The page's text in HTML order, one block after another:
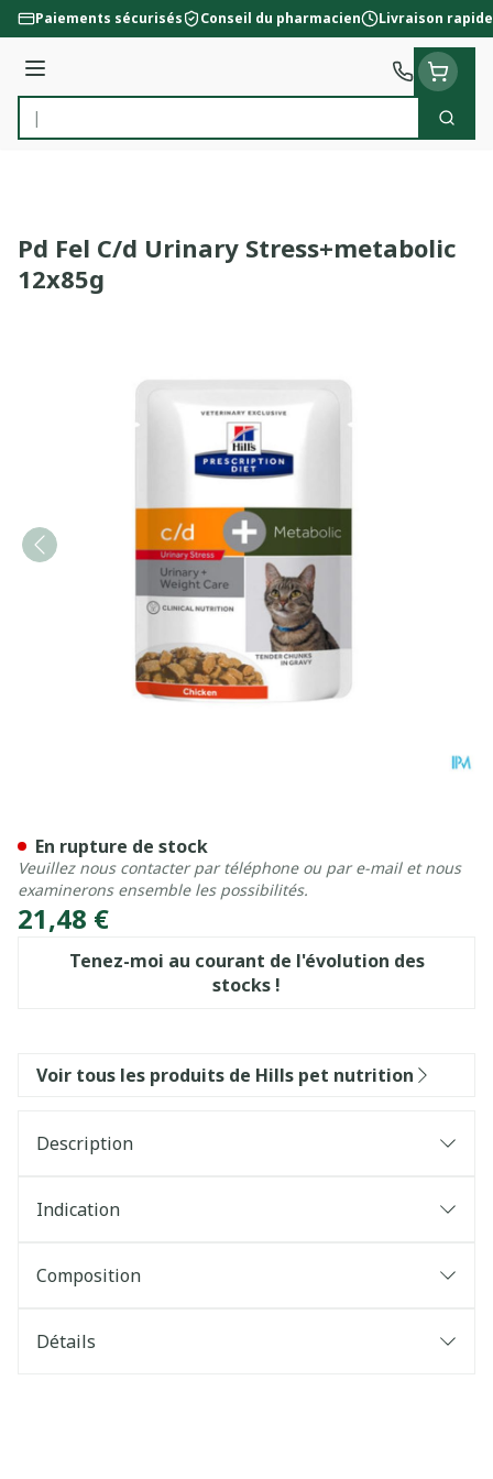
Aller au contenu
Paiements sécurisés Conseil du pharmacien Livraison rapide
Menu
Rechercher
Pd Fel C/d Urinary Stress+metabolic
12x85g
21,48 €
Tenez-moi au courant de l'évolution des
stocks !
En rupture de stock
Veuillez nous contacter par téléphone ou par e-mail et nous
examinerons ensemble les possibilités.
Voir tous les produits de Hills pet nutrition
Description
Indication
Composition
Détails